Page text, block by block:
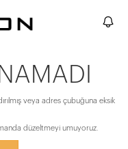
veya adres çubuğuna eksik
düzeltmeyi umuyoruz.